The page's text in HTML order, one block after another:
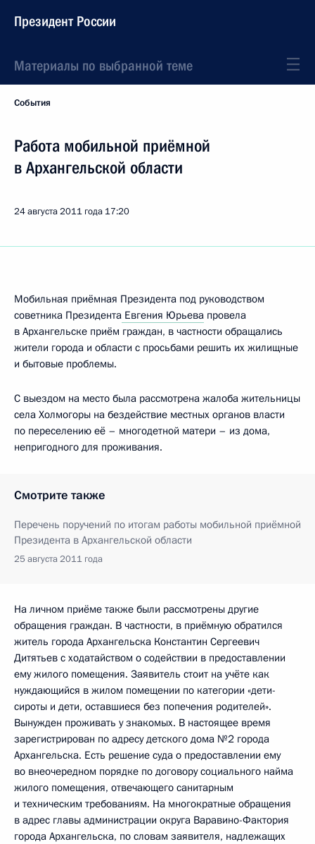
Президент России
Материалы по выбранной теме
События
Работа мобильной приёмной
в Архангельской области
24 августа 2011 года 17:20
Мобильная приёмная Президента под руководством
советника Президента Евгения Юрьева провела
в Архангельске приём граждан, в частности обращались
жители города и области с просьбами решить их жилищные
и бытовые проблемы.
С выездом на место была рассмотрена жалоба жительницы
села Холмогоры на бездействие местных органов власти
по переселению её – многодетной матери – из дома,
непригодного для проживания.
Смотрите также
Перечень поручений по итогам работы мобильной приёмной
Президента в Архангельской области
25 августа 2011 года
На личном приёме также были рассмотрены другие
обращения граждан. В частности, в приёмную обратился
житель города Архангельска Константин Сергеевич
Дитятьев с ходатайством о содействии в предоставлении
ему жилого помещения. Заявитель стоит на учёте как
нуждающийся в жилом помещении по категории «дети-
сироты и дети, оставшиеся без попечения родителей».
Вынужден проживать у знакомых. В настоящее время
зарегистрирован по адресу детского дома №2 города
Архангельска. Есть решение суда о предоставлении ему
во внеочередном порядке по договору социального найма
жилого помещения, отвечающего санитарным
и техническим требованиям. На многократные обращения
в адрес главы администрации округа Варавино-Фактория
города Архангельска, по словам заявителя, надлежащих